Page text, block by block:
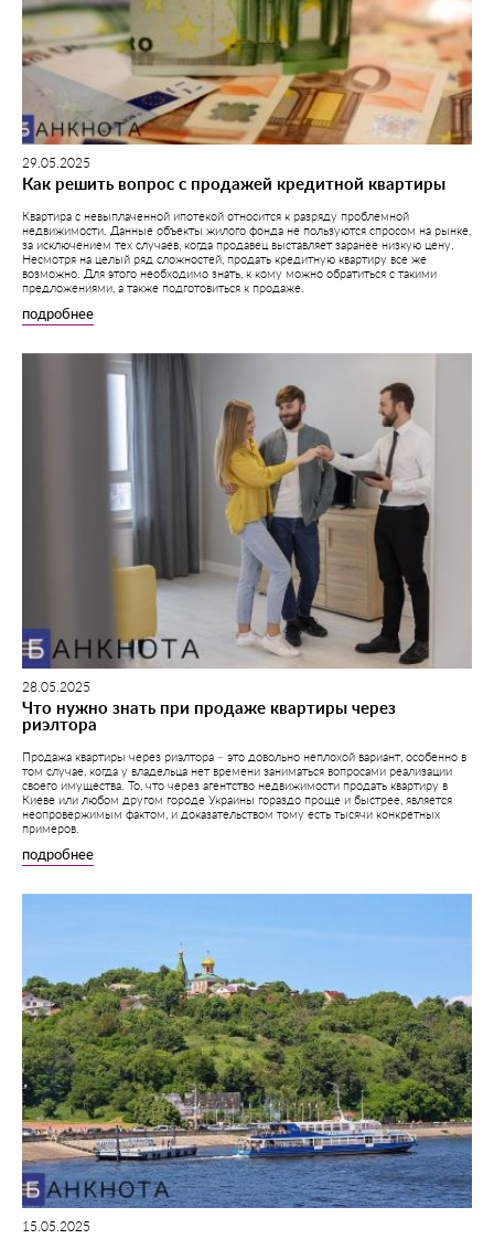
29.05.2025
Как решить вопрос с продажей кредитной квартиры
Квартира с невыплаченной ипотекой относится к разряду проблемной
недвижимости. Данные объекты жилого фонда не пользуются спросом на рынке,
за исключением тех случаев, когда продавец выставляет заранее низкую цену.
Несмотря на целый ряд сложностей, продать кредитную квартиру все же
возможно. Для этого необходимо знать, к кому можно обратиться с такими
предложениями, а также подготовиться к продаже.
подробнее
28.05.2025
Что нужно знать при продаже квартиры через
риэлтора
Продажа квартиры через риэлтора – это довольно неплохой вариант, особенно в
том случае, когда у владельца нет времени заниматься вопросами реализации
своего имущества. То, что через агентство недвижимости продать квартиру в
Киеве или любом другом городе Украины гораздо проще и быстрее, является
неопровержимым фактом, и доказательством тому есть тысячи конкретных
примеров.
подробнее
15.05.2025